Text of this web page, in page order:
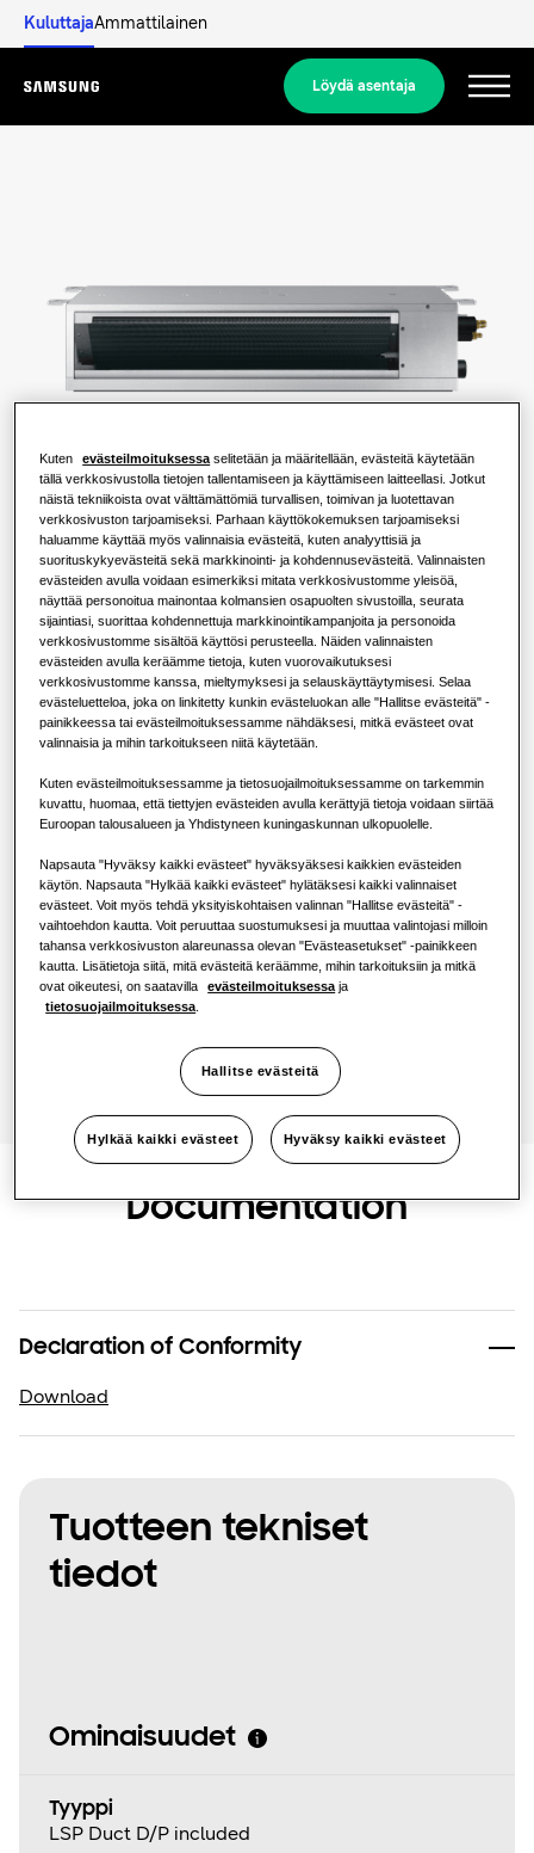
KuluttajaAmmattilainen
Menu
Löydä asentaja
ASUINTALORATKAISUT
Mikä lämpöpumppu on ja miten se
toimii?
Lämpöpumpun hyödyt
Mikä on ilmastointilaite ja miten se
toimii?
KAUPALLISET RATKAISUT
Hotellit
Vähittäismyynti
Ravintola
Kestävyys
One Samsung
Ratkaisumme
RATKAISUJA KOTIISI
Lämpöpumppuratkaisut
RATKAISUJA LIIKERAKENNUKSIIN
Ilmastointiratkaisut
Ohjauslaitteet
Tuotteet
Merkittävimmät tuotteet
Tietoja Samsungista
KAPASITEETTI: 1.7kW
LSP kanavoitava (sisältää pumpun)
Käytettävissä oleva kapasiteetti
4.5kW 5.6kW 7.1kW
Käytettävissä oleva teho
1 vaihe
Documentation
Declaration of Conformity
Download
Tuotteen tekniset
tiedot
Ominaisuudet
Tyyppi
LSP Duct D/P included
Kuten evästeilmoituksessa selitetään ja määritellään, evästeitä käytetään
tällä verkkosivustolla tietojen tallentamiseen ja käyttämiseen laitteellasi. Jotkut
näistä tekniikoista ovat välttämättömiä turvallisen, toimivan ja luotettavan
verkkosivuston tarjoamiseksi. Parhaan käyttökokemuksen tarjoamiseksi
haluamme käyttää myös valinnaisia evästeitä, kuten analyyttisiä ja
suorituskykyevästeitä sekä markkinointi- ja kohdennusevästeitä. Valinnaisten
evästeiden avulla voidaan esimerkiksi mitata verkkosivustomme yleisöä,
näyttää personoitua mainontaa kolmansien osapuolten sivustoilla, seurata
sijaintiasi, suorittaa kohdennettuja markkinointikampanjoita ja personoida
verkkosivustomme sisältöä käyttösi perusteella. Näiden valinnaisten
evästeiden avulla keräämme tietoja, kuten vuorovaikutuksesi
verkkosivustomme kanssa, mieltymyksesi ja selauskäyttäytymisesi. Selaa
evästeluetteloa, joka on linkitetty kunkin evästeluokan alle "Hallitse evästeitä" -
painikkeessa tai evästeilmoituksessamme nähdäksesi, mitkä evästeet ovat
valinnaisia ja mihin tarkoitukseen niitä käytetään.
Kuten evästeilmoituksessamme ja tietosuojailmoituksessamme on tarkemmin
kuvattu, huomaa, että tiettyjen evästeiden avulla kerättyjä tietoja voidaan siirtää
Euroopan talousalueen ja Yhdistyneen kuningaskunnan ulkopuolelle.
Napsauta "Hyväksy kaikki evästeet" hyväksyäksesi kaikkien evästeiden
käytön. Napsauta "Hylkää kaikki evästeet" hylätäksesi kaikki valinnaiset
evästeet. Voit myös tehdä yksityiskohtaisen valinnan "Hallitse evästeitä" -
vaihtoehdon kautta. Voit peruuttaa suostumuksesi ja muuttaa valintojasi milloin
tahansa verkkosivuston alareunassa olevan "Evästeasetukset" -painikkeen
kautta. Lisätietoja siitä, mitä evästeitä keräämme, mihin tarkoituksiin ja mitkä
ovat oikeutesi, on saatavilla
evästeilmoituksessa ja
tietosuojailmoituksessa
Hallitse evästeitä
Hylkää kaikki evästeet Hyväksy kaikki evästeet